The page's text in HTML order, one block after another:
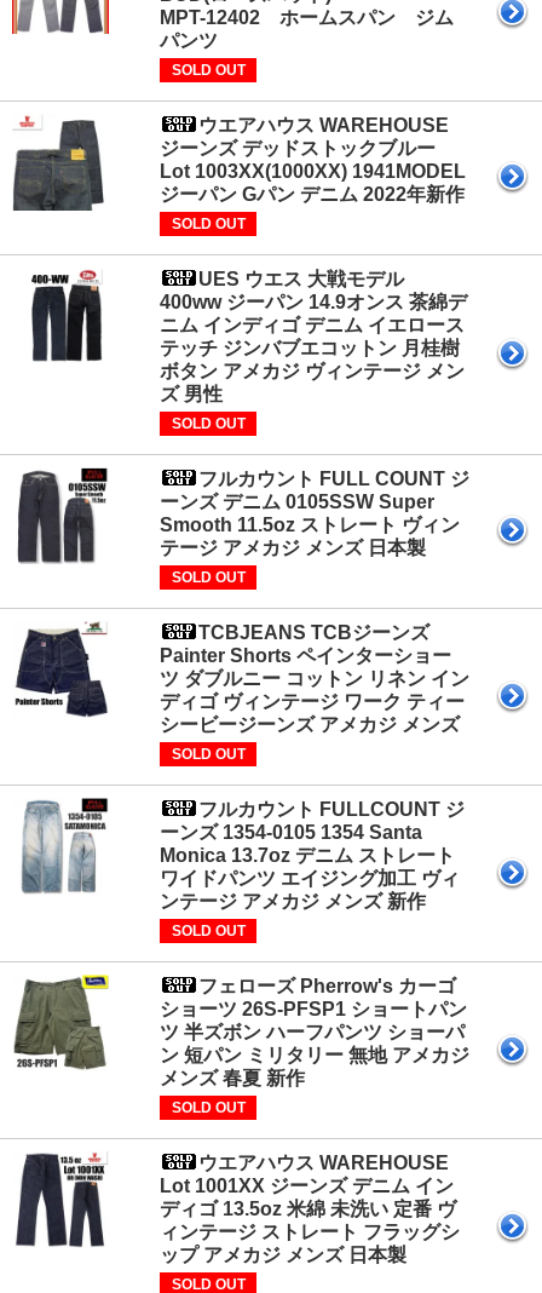
MPT-12402 ホームスパン ジム
パンツ
SOLD OUT
ウエアハウス WAREHOUSE
ジーンズ デッドストックブルー
Lot 1003XX(1000XX) 1941MODEL
ジーパン Gパン デニム 2022年新作
SOLD OUT
UES ウエス 大戦モデル
400ww ジーパン 14.9オンス 茶綿デ
ニム インディゴ デニム イエロース
テッチ ジンバブエコットン 月桂樹
ボタン アメカジ ヴィンテージ メン
ズ 男性
SOLD OUT
フルカウント FULL COUNT ジ
ーンズ デニム 0105SSW Super
Smooth 11.5oz ストレート ヴィン
テージ アメカジ メンズ 日本製
SOLD OUT
TCBJEANS TCBジーンズ
Painter Shorts ペインターショー
ツ ダブルニー コットン リネン イン
ディゴ ヴィンテージ ワーク ティー
シービージーンズ アメカジ メンズ
SOLD OUT
フルカウント FULLCOUNT ジ
ーンズ 1354-0105 1354 Santa
Monica 13.7oz デニム ストレート
ワイドパンツ エイジング加工 ヴィ
ンテージ アメカジ メンズ 新作
SOLD OUT
フェローズ Pherrow's カーゴ
ショーツ 26S-PFSP1 ショートパン
ツ 半ズボン ハーフパンツ ショーパ
ン 短パン ミリタリー 無地 アメカジ
メンズ 春夏 新作
SOLD OUT
ウエアハウス WAREHOUSE
Lot 1001XX ジーンズ デニム イン
ディゴ 13.5oz 米綿 未洗い 定番 ヴ
ィンテージ ストレート フラッグシ
ップ アメカジ メンズ 日本製
SOLD OUT